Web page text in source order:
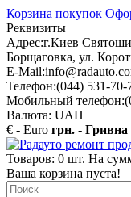
Корзина покупок
Реквизиты
Адрес:г.Киев
Борщаговка, ул.
E-Mail:
Телефон:(044) 531-70-
Мобильный телефон:
Валюта: UAH
€ - Euro грн. - Гривна
Товаров: 0 шт. На
Ваша корзина пуста!